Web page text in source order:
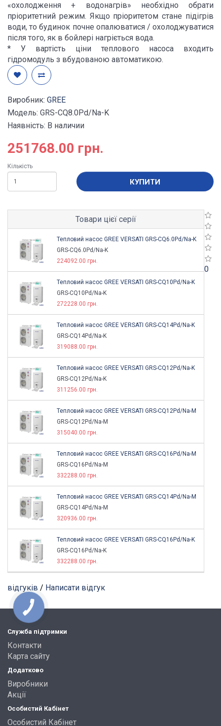
«охолодження + водонагрів» необхідно обрати
пріоритетний режим. Якщо пріоритетом стане підігрів
води, то будинок почне опалюватися / охолоджуватися
після того, як в бойлері нагріється вода.
* У вартість ціни теплового насоса входить
гідромодуль з вбудованою автоматикою.
Виробник: GREE
Модель: GRS-CQ8.0Pd/Na-K
Наявність: В наличии
251768.00 грн.
Кількість
КУПИТИ
Товари цієї серії
Тепловий насос GREE VERSATI GRS-CQ6.0Pd/Na-K
GRS-CQ6.0Pd/Na-K
224092.00 грн.
Тепловий насос GREE VERSATI GRS-CQ10Pd/Na-K
GRS-CQ10Pd/Na-K
272228.00 грн.
Тепловий насос GREE VERSATI GRS-CQ14Pd/Na-K
GRS-CQ14Pd/Na-K
319088.00 грн.
Тепловий насос GREE VERSATI GRS-CQ12Pd/Na-K
GRS-CQ12Pd/Na-K
311256.00 грн.
Тепловий насос GREE VERSATI GRS-CQ12Pd/Na-M
GRS-CQ12Pd/Na-M
315040.00 грн.
Тепловий насос GREE VERSATI GRS-CQ16Pd/Na-M
GRS-CQ16Pd/Na-M
332288.00 грн.
Тепловий насос GREE VERSATI GRS-CQ14Pd/Na-M
GRS-CQ14Pd/Na-M
320936.00 грн.
Тепловий насос GREE VERSATI GRS-CQ16Pd/Na-K
GRS-CQ16Pd/Na-K
332288.00 грн.
0
відгуків / Написати відгук
Служба підтримки
Контакти
Карта сайту
Додатково
Виробники
Акції
Особистий Кабінет
Особистий Кабінет